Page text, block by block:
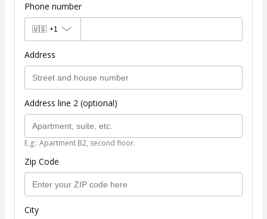
Phone number
🇺🇸 +1
Address
Address line 2 (optional)
E.g.: Apartment B2, second floor.
Zip Code
City